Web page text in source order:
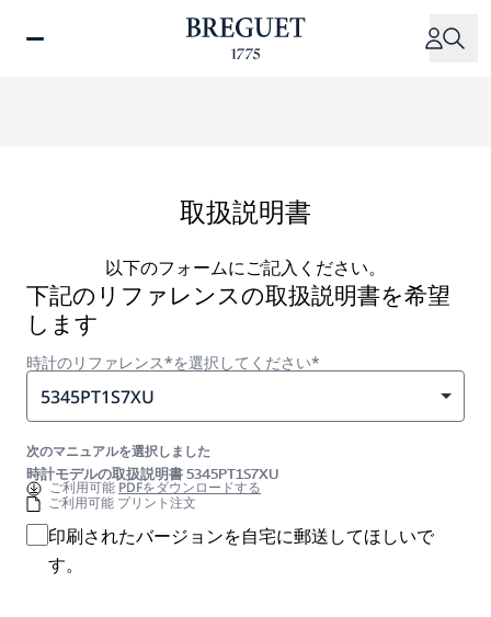
取扱説明書
以下のフォームにご記入ください。
下記のリファレンスの取扱説明書を希望
します
時計のリファレンス*を選択してください*
5345PT1S7XU
次のマニュアルを選択しました
時計モデルの取扱説明書 5345PT1S7XU
ご利用可能PDFをダウンロードする
ご利用可能 プリント注文
印刷されたバージョンを自宅に郵送してほしいで
す。